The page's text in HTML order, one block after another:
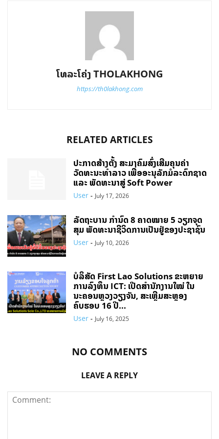
ໂທລະໂຄ່ງ THOLAKHONG
https://th0lakhong.com
RELATED ARTICLES
ປະກາດສ້າງຕັ້ງ ສະມາຄົມສົ່ງເສີມຄຸນຄ່າ
ວັດທະນະທຳລາວ ເພື່ອອະນຸລັກມໍລະດົກຊາດ
ແລະ ພັດທະນາສູ່ Soft Power
User - July 17, 2026
ລັດຖະບານ ກຳນົດ 8 ຄາດໝາຍ 5 ວຽກຈຸດ
ສຸມ ພັດທະນາຊີວິດການເປັນຢູ່ຂອງປະຊາຊົນ
User - July 10, 2026
ບໍລິສັດ First Lao Solutions ຂະຫຍາຍ
ການລົງທຶນ ICT: ເປີດສຳນັກງານໃໝ່ ໃນ
ນະຄອນຫຼວງວຽງຈັນ, ສະເຫຼີມສະຫຼອງ
ຄົບຮອບ 16 ປີ...
User - July 16, 2025
NO COMMENTS
LEAVE A REPLY